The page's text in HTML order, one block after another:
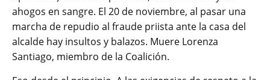
ahogos en sangre. El 20 de noviembre, al pasar una
marcha de repudio al fraude priista ante la casa del
alcalde hay insultos y balazos. Muere Lorenza
Santiago, miembro de la Coalición.